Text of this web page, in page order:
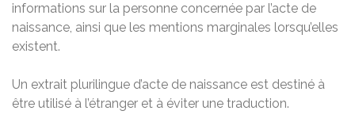
informations sur la personne concernée par l’acte de
naissance, ainsi que les mentions marginales lorsqu’elles
existent.
Un extrait plurilingue d’acte de naissance est destiné à
être utilisé à l’étranger et à éviter une traduction.